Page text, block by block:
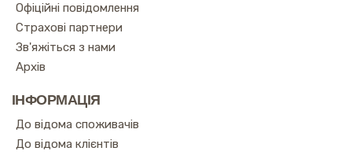
Офіційні повідомлення
Страхові партнери
Зв'яжіться з нами
Архів
ІНФОРМАЦІЯ
До відома споживачів
До відома клієнтів